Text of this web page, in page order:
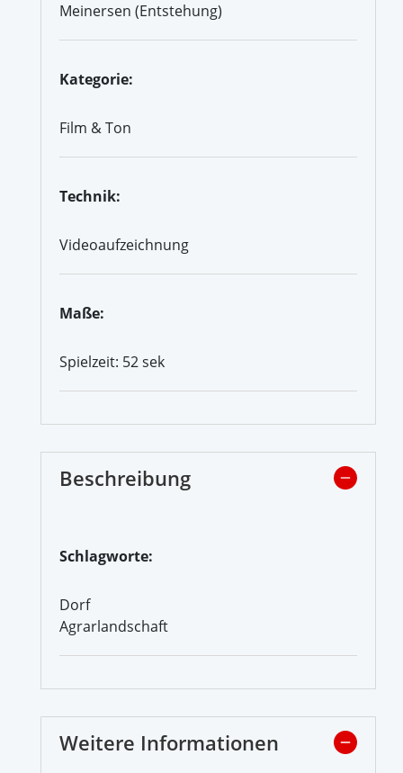
Meinersen (Entstehung)
Kategorie:
Film & Ton
Technik:
Videoaufzeichnung
Maße:
Spielzeit: 52 sek
Beschreibung
Schlagworte:
Dorf
Agrarlandschaft
Weitere Informationen